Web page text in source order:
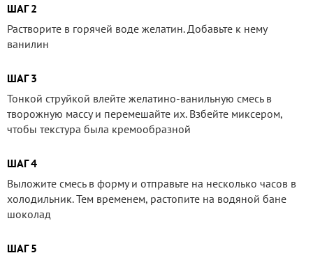
ШАГ 2
Растворите в горячей воде желатин. Добавьте к нему
ванилин
ШАГ 3
Тонкой струйкой влейте желатино-ванильную смесь в
творожную массу и перемешайте их. Взбейте миксером,
чтобы текстура была кремообразной
ШАГ 4
Выложите смесь в форму и отправьте на несколько часов в
холодильник. Тем временем, растопите на водяной бане
шоколад
ШАГ 5